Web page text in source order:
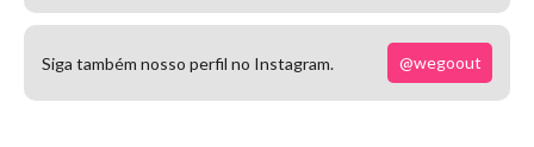
Siga também nosso perfil no Instagram. @wegoout